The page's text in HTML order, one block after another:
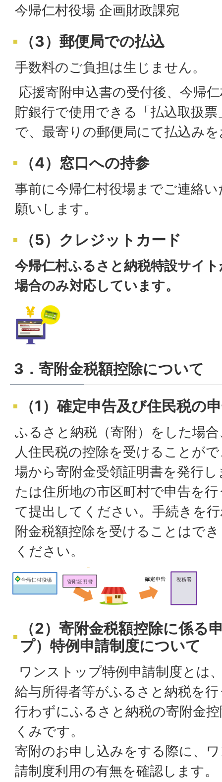
今帰仁村役場 企画財政課宛
（3）郵便局での払込
手数料のご負担は生じません。
応援寄附申込書の受付後、今帰
貯銀行で使用できる「払込取扱
で、最寄りの郵便局にて払込み
（4）窓口への持参
事前に今帰仁村役場までご連絡
願いします。
（5）クレジットカード
今帰仁村ふるさと納税特設サイ
場合のみ対応しています。
3．寄附金税額控除について
（1）確定申告及び住民税の
ふるさと納税（寄附）をした場
人住民税の控除を受けることが
場から寄附金受領証明書を発行
たは住所地の市区町村で申告を
て提出してください。手続きを
附金税額控除を受けることはで
ください。
（2）寄附金税額控除に係る
プ）特例申請制度について
ワンストップ特例申請制度とは
給与所得者等がふるさと納税を
行わずにふるさと納税の寄附金
くみです。
寄附のお申し込みをする際に、
請制度利用の有無を確認します。